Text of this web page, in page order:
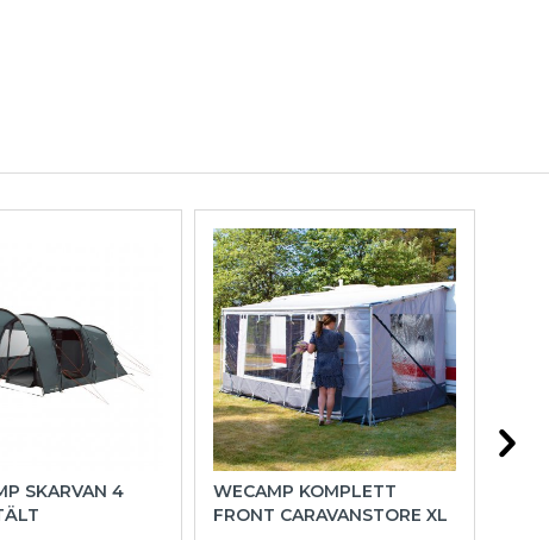
SKARVAN 4
WECAMP KOMPLETT
FRONT CARAVANSTORE XL